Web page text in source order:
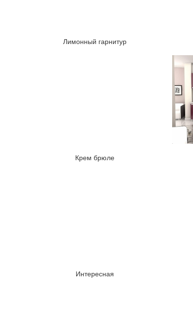
Лимонный гарнитур
Крем брюле
Интересная